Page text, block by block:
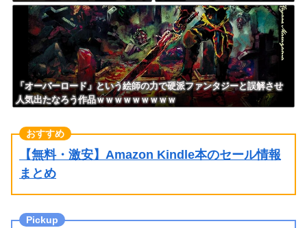
ｗｗｗｗｗｗｗｗｗ
援しようよ」
「オーバーロード」という絵師の力で硬派ファンタジーと誤解させ
人気出たなろう作品ｗｗｗｗｗｗｗｗｗ
【無料・激安】Amazon Kindle本のセール情報
まとめ